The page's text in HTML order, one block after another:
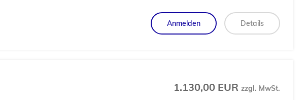
Anmelden Details
1.130,00 EUR zzgl. MwSt.